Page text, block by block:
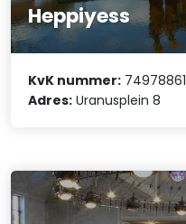
Heppiyess
KvK nummer: 74978861
Adres: Uranusplein 8